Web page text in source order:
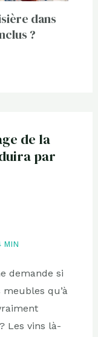
dans
?
de la
par
MIN
demande si
qu’à
Les vins là-